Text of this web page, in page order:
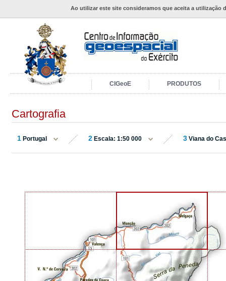
Ao utilizar este site consideramos que aceita a utilização
CIGeoE PRODUTOS
Cartografia
1 Portugal 2 Escala: 1:50 000 3 Viana do